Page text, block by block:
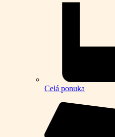
Celá ponuka